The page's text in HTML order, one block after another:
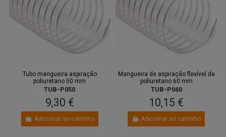
Tubo mangueira aspiração
poliuretano 50 mm
TUB-P050
9,30 €
Adicionar ao carrinho
Mangueira de aspiração flexível de
poliuretano 60 mm
TUB-P060
10,15 €
Adicionar ao carrinho